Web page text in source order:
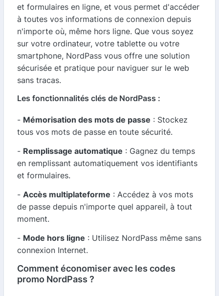
et formulaires en ligne, et vous permet d'accéder
à toutes vos informations de connexion depuis
n'importe où, même hors ligne. Que vous soyez
sur votre ordinateur, votre tablette ou votre
smartphone, NordPass vous offre une solution
sécurisée et pratique pour naviguer sur le web
sans tracas.
Les fonctionnalités clés de NordPass :
- Mémorisation des mots de passe : Stockez
tous vos mots de passe en toute sécurité.
- Remplissage automatique : Gagnez du temps
en remplissant automatiquement vos identifiants
et formulaires.
- Accès multiplateforme : Accédez à vos mots
de passe depuis n'importe quel appareil, à tout
moment.
- Mode hors ligne : Utilisez NordPass même sans
connexion Internet.
Comment économiser avec les codes
promo NordPass ?